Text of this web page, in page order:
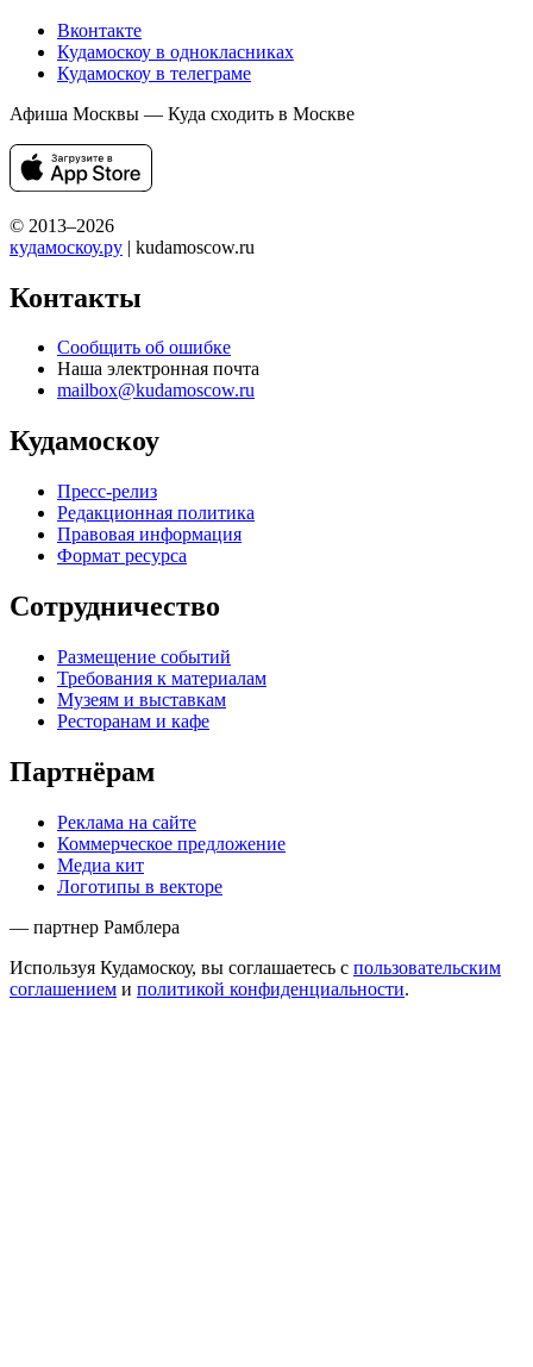
Вконтакте
Кудамоскоу в однокласниках
Кудамоскоу в телеграме
Афиша Москвы — Куда сходить в Москве
© 2013–2026
кудамоскоу.ру | kudamoscow.ru
Контакты
Сообщить об ошибке
Наша электронная почта
mailbox@kudamoscow.ru
Кудамоскоу
Пресс-релиз
Редакционная политика
Правовая информация
Формат ресурса
Сотрудничество
Размещение событий
Требования к материалам
Музеям и выставкам
Ресторанам и кафе
Партнёрам
Реклама на сайте
Коммерческое предложение
Медиа кит
Логотипы в векторе
— партнер Рамблера
Используя Кудамоскоу, вы соглашаетесь с пользовательским
соглашением и политикой конфиденциальности.